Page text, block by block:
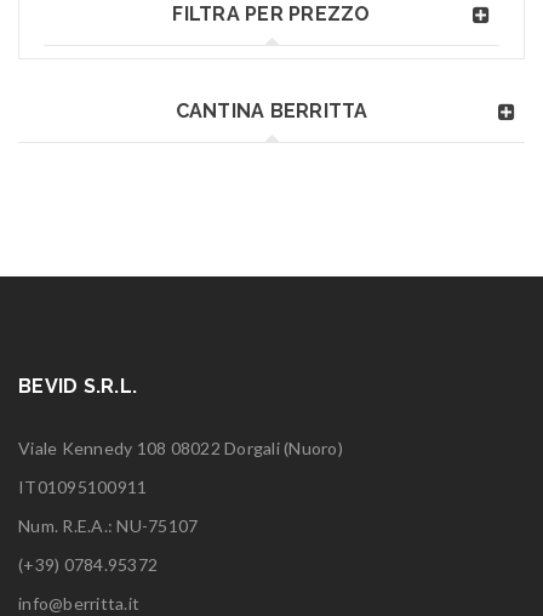
FILTRA PER PREZZO
CANTINA BERRITTA
BEVID S.R.L.
Viale Kennedy 108 08022 Dorgali (Nuoro)
IT01095100911
Num. R.E.A.: NU-75107
(+39) 0784.95372
info@berritta.it